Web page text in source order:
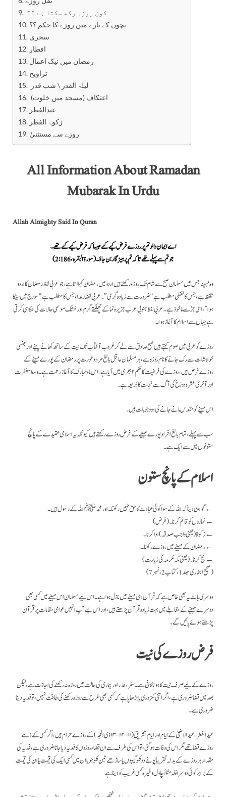
کون روزہ رکھ سکتا ہے ؟؟
بچوں کے بارے میں روزے کا حکم ؟؟
سحری
افطار
رمضان میں نیک اعمال
تراویح
لیلۃ القدر \ شب قدر
اعتکاف (مسجد میں خلوت)
عیدالفطر
زکوۃ الفطر
روزے سے مستثنیٰ
All Information About Ramadan
Mubarak In Urdu
Allah Almighty Said In Quran
اے ایمان والو تم پر روزے فرض کیے گئے جیسا کہ فرض کیے گئے تھے۔
جو تم سے پہلے تھے تاکہ تم پرہیزگار بن جاؤ۔ (سورۃ البقرہ، 2:186)
وہ مہینہ جس میں مسلمان صبح سے شام تک روزہ رکھتے ہیں اردو میں رمضان کہلاتا ہے، جو عربی لفظ رمضان کا اردو
تلفظ ہے، جس کا لفظی مطلب ہے “ضرورت سے زیادہ گرمی”۔ عربی لفظ رمدا، جس کا مطلب ہے “سورج میں سینکا
ہوا”، اسی جڑ سے ماخوذ ہے۔ عربی لفظ جنوبی عرب جزیرہ نما کے چھلکتے گرم اور خشک موسمی حالات کی عکاسی کرتی
ہے جہاں سے اسلام کا آغاز ہوا۔
روزے کو عربی میں صوم کہتے ہیں صبح صادق سے لے کر غروب آفتاب تک نیت کے ساتھ کھانے پینے اور جنسی
خواہشات سے رک جانے کا نام روزہ ہے، ہر مسلمان عاقل بالغ مرد و عورت پر رمضان کے پورے مہینے کے
روزے فرض ہیں، روزے کی فرضیت کا حکم ۲ہجری میں آیا ہے، اس ماہ مبارک کا آغاز رحمت ہے۔ وسط مغفرت
اور آخری عشرہ دوزخ کی آگ سے نجات کا ذریعہ ہے۔
اس مہینے کو مقدس مانے جانے کی دو وجوہات ہیں۔
سب سے پہلے، تمام بالغ افراد پورے مہینے کے فرض روزے رکھتے ہیں کیونکہ یہ اسلامی عقیدے کے پانچ
ستونوں میں سے ایک ہے۔
اسلام کے پانچ ستون
گواہی دینا کہ اللہ کے سوا کوئی عبادت کا حق نہیں رکھتا۔ اور محمدﷺ اللہ کے رسول ہیں۔ ←
(فرض) نمازوں کو قائم کرنا۔ ←
زکوٰۃ (یعنی واجب صدقہ) ادا کرنا۔ ←
رمضان کے مہینے میں روزے رکھنا۔ ←
حج کرنا۔ (یعنی مکہ مکرمہ کی زیارت) ←
(صحیح البخاری جلد 1، کتاب 2، نمبر 7)
دوسری بات یہ بھی خاص ہے کہ قرآن اسی مہینے میں نازل ہوا ہے۔ اس لیے مسلمان اس مہینے میں کسی بھی
دوسرے مہینے کے مقابلے میں بہت زیادہ قرآن پڑھتے ہیں، اور اس لیے آپ انہیں عوامی مقامات پر قرآن
پڑھتے ہوئے پائیں گے۔
فرض روزے کی نیت
روزے کے لیے صرف نیت کا ہونا کافی ہے۔ سفر، عذر اور بیماری کی حالت میں روزہ نہ رکھنے کی اجازت ہے، لیکن
بعد میں قضا ضروری ہے، اگر اتنی کمزوری یا بڑھاپا ہے کہ کسی بھی طرح سے روزہ رکھنے کی طاقت نہیں ، تو فدیہ دینا
ضروری ہے۔
عید الفطر، عید الاضحیٰ کے ایام اور ایام تشریق (۱۱-۱۲-۱۳ ذی الحجہ ) کے روزے حرام ہیں ، اگر کسی کے ذمے
روزے قضا تھے مگر اس کی وفات ہوگئی ، تو اس کی طرف سے ان قضاء روزوں کا فدیہ دیا جانا ضروری ہے، فدیہ کی
مقدار ہر روزے کے بدلہ تقریباً پونے دو کلو گیہوں یا ساڑھے تین کلو جو یا ان میں کسی ایک کی قیمت یا ان کی قیمت
کے برابر کوئی دوسرا غلہ مثلاً چاول وغیرہ کسی غریب کو دینا ہے